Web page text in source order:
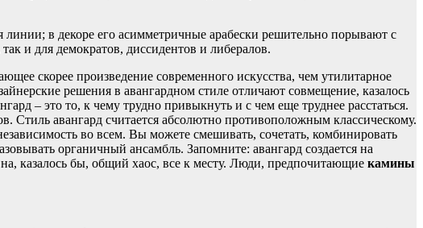
в декоре его асимметричные арабески решительно порывают с
и для демократов, диссидентов и либералов.
скорее произведение современного искусства, чем утилитарное
решения в авангардном стиле отличают совмещение, казалось
– это то, к чему трудно привыкнуть и с чем еще труднее расстаться.
Стиль авангард считается абсолютно противоположным классическому.
во всем. Вы можете смешивать, сочетать, комбинировать
органичный ансамбль. Запомните: авангард создается на
казалось бы, общий хаос, все к месту. Люди, предпочитающие камины